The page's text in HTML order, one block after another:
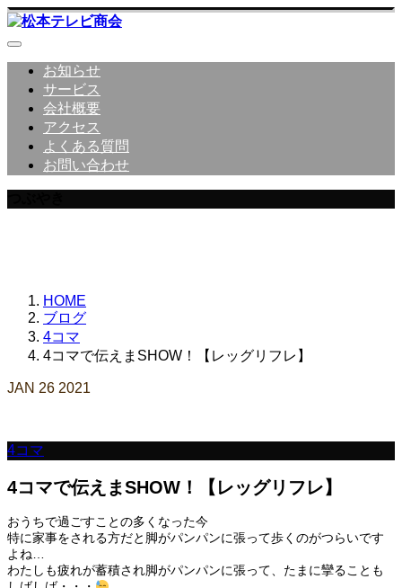
お知らせ
サービス
会社概要
アクセス
よくある質問
お問い合わせ
HOME
ブログ
4コマ
4コマで伝えまSHOW！【レッグリフレ】
JAN 26 2021
4コマ
4コマで伝えまSHOW！【レッグリフレ】
おうちで過ごすことの多くなった今
特に家事をされる方だと脚がパンパンに張って歩くのがつらいです
よね…
わたしも疲れが蓄積され脚がパンパンに張って、たまに攣ることも